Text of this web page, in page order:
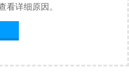
看详细原因。